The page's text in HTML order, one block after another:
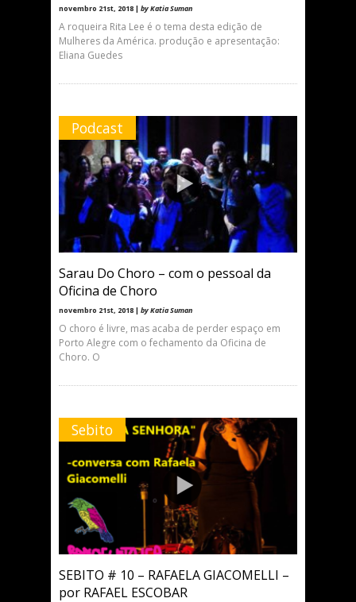
novembro 21st, 2018 | by Katia Suman
A roqueira Rita Lee é o tema desta edição de
Mulheres da América. produção e apresentação:
Eliana Guedes
Podcast
Sarau Do Choro – com o pessoal da
Oficina de Choro
novembro 21st, 2018 | by Katia Suman
O choro é livre, mas acaba de perder espaço em
Porto Alegre com o fechamento da Oficina de
Choro. O
Sebito
SEBITO # 10 – RAFAELA GIACOMELLI –
por RAFAEL ESCOBAR